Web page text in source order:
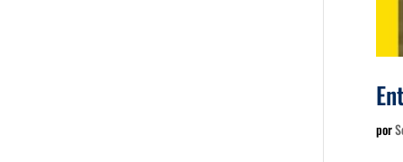
por